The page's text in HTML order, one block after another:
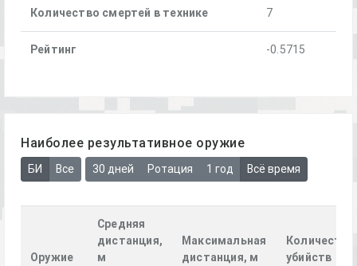
Количество смертей в технике 7
Рейтинг -0.5715
Наиболее результативное оружие
БИ Все 30 дней Ротация 1 год Всё время
Оружие
Средняя
дистанция,
м
Максимальная
дистанция, м
Количество
убийств